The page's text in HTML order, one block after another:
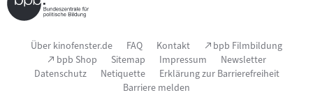
Seitenfußnavigation
Über kinofenster.de FAQ Kontakt (Link
öffnet
im
neuen
bpb Filmbildung
(Link
öffnet
im
bpb Shop Sitemap Impressum
Newsletter
Datenschutz
Netiquette
Erklärung zur Barrierefreiheit
Barriere melden